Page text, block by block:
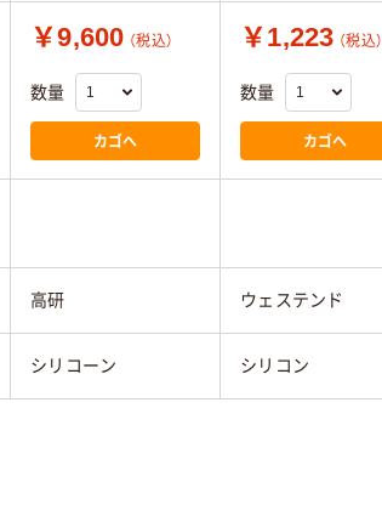
￥9,600 （税込）
数量
カゴへ
￥1,223 （税込）
数量
カゴへ
高研 ウェステンド
シリコーン シリコン